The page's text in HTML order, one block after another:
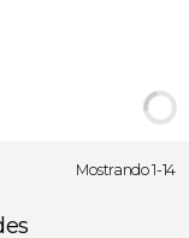
Mostrando 1-14